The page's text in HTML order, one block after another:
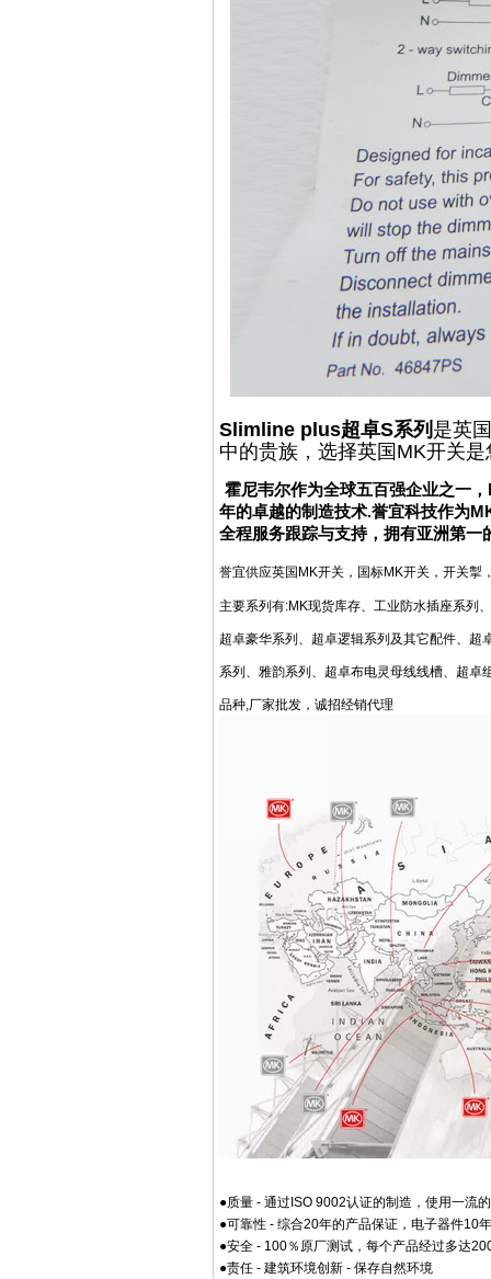
Slimline plus超卓S系列 是英
中的贵族，选择英国MK开关
霍尼韦尔作为全球五百强企业之一
年的卓越的制造技术.誉宜科技作为
全程服务跟踪与支持，拥有亚洲第
誉宜供应英国MK开关，国标MK开关，开关掣
主要系列有:MK现货库存、工业防水插座系列
超卓豪华系列、超卓逻辑系列及其它配件、
系列、雅韵系列、超卓布电灵母线线槽、超
品种,厂家批发，诚招经销代理
●质量 - 通过ISO 9002认证的制造，使用一流
●可靠性 - 综合20年的产品保证，电子器件10
●安全 - 100％原厂测试，每个产品经过多达
●责任 - 建筑环境创新 - 保存自然环境